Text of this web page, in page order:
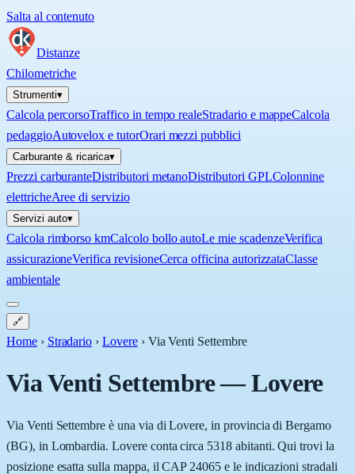
Salta al contenuto
Distanze
Chilometriche
Strumenti▾
Calcola percorsoTraffico in tempo realeStradario e mappeCalcola
pedaggioAutovelox e tutorOrari mezzi pubblici
Carburante & ricarica▾
Prezzi carburanteDistributori metanoDistributori GPLColonnine
elettricheAree di servizio
Servizi auto▾
Calcola rimborso kmCalcolo bollo autoLe mie scadenzeVerifica
assicurazioneVerifica revisioneCerca officina autorizzataClasse
ambientale
🔗
Home › Stradario › Lovere › Via Venti Settembre
Via Venti Settembre—Lovere
Via Venti Settembre è una via di Lovere, in provincia di Bergamo
(BG), in Lombardia. Lovere conta circa 5318 abitanti. Qui trovi la
posizione esatta sulla mappa, il CAP 24065 e le indicazioni stradali